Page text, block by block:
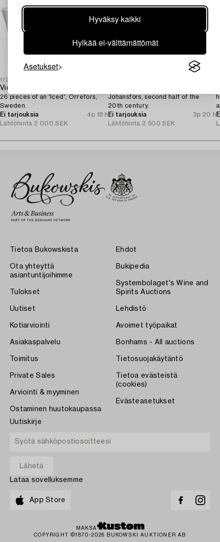
Hyväksy kaikki
Hylkää ei-välttämättömät
Asetukset
1727112
Vicke Lindstrand
26 pieces of an 'Iced', Orrefors,
Sweden.
Ei tarjouksia
4p 18 h
Lähtöhinta 2 000 SEK
Johansfors, second half of the
20th century.
Ei tarjouksia
3p 20 h
Lähtöhinta 2 500 SEK
Tietoa Bukowskista
Ota yhteyttä
asiantuntijoihimme
Tulokset
Uutiset
Kotiarviointi
Asiakaspalvelu
Toimitus
Private Sales
Arviointi & myyminen
Ostaminen huutokaupassa
Ehdot
Bukipedia
Systembolaget's Wine and
Spirits Auctions
Lehdistö
Avoimet työpaikat
Bonhams - All auctions
Tietosuojakäytäntö
Tietoa evästeistä
(cookies)
Evästeasetukset
Uutiskirje
Lataa sovelluksemme
App Store
MAKSA
COPYRIGHT ©1870-2026 BUKOWSKI AUKTIONER AB